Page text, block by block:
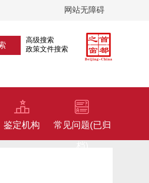
网站无障碍
高级搜索
政策文件搜索
鉴定机构 常见问题(已归